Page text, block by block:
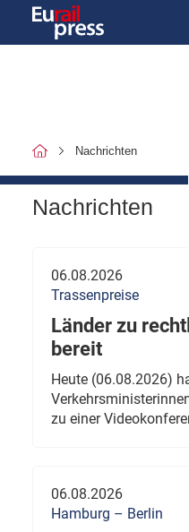
Nachrichten
Nachrichten
06.08.2026
Trassenpreise
Länder zu
bereit
Heute (06.08.2026)
zu einer
06.08.2026
Hamburg – Berlin